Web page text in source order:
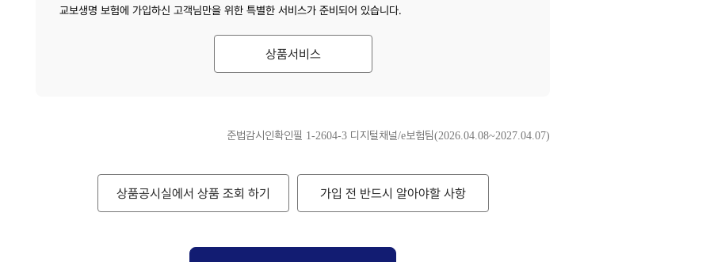
교보생명 보험에 가입하신 고객님만을 위한 특별한 서비스가 준비되어 있습니다.
상품서비스
준법감시인확인필 1-2604-3 디지털채널/e보험팀(2026.04.08~2027.04.07)
상품공시실에서 상품 조회 하기 가입 전 반드시 알아야할 사항